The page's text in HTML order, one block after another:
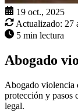
19 oct., 2025
Actualizado: 27
5 min lectura
Abogado
Abogado violencia
protección y pasos
legal.